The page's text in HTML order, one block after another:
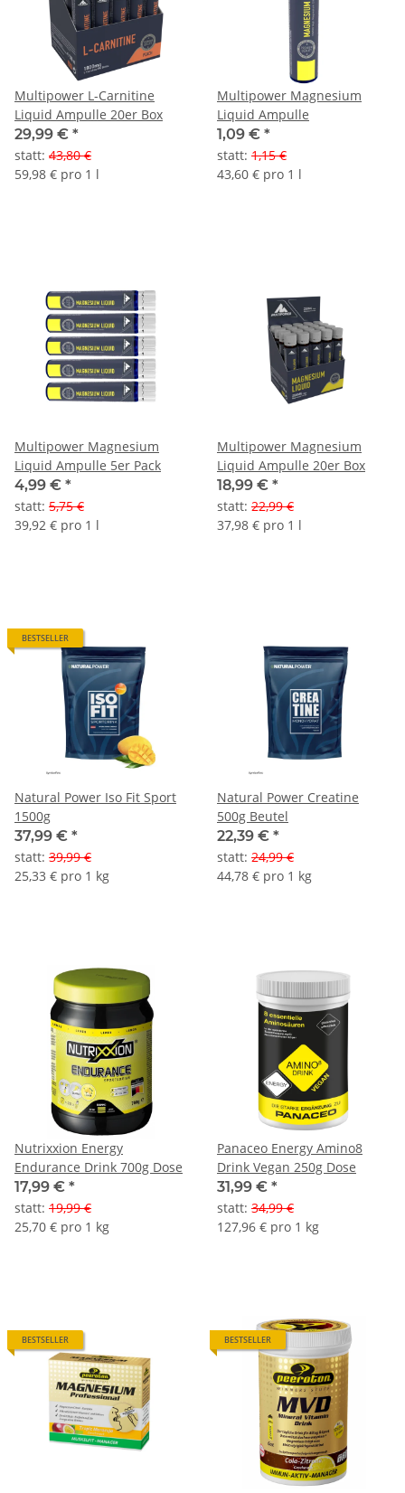
Multipower L-Carnitine
Liquid Ampulle 20er Box
29,99 € *
statt: 43,80 €
59,98 € pro 1 l
Multipower Magnesium
Liquid Ampulle
1,09 € *
statt: 1,15 €
43,60 € pro 1 l
Multipower Magnesium
Liquid Ampulle 5er Pack
4,99 € *
statt: 5,75 €
39,92 € pro 1 l
Multipower Magnesium
Liquid Ampulle 20er Box
18,99 € *
statt: 22,99 €
37,98 € pro 1 l
BESTSELLER
Natural Power Iso Fit Sport
1500g
37,99 € *
statt: 39,99 €
25,33 € pro 1 kg
Natural Power Creatine
500g Beutel
22,39 € *
statt: 24,99 €
44,78 € pro 1 kg
Nutrixxion Energy
Endurance Drink 700g Dose
17,99 € *
statt: 19,99 €
25,70 € pro 1 kg
Panaceo Energy Amino8
Drink Vegan 250g Dose
31,99 € *
statt: 34,99 €
127,96 € pro 1 kg
BESTSELLER BESTSELLER